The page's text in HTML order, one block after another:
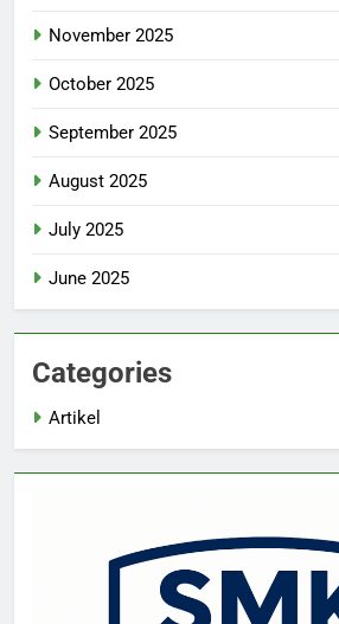
November 2025
October 2025
September 2025
August 2025
July 2025
June 2025
Categories
Artikel